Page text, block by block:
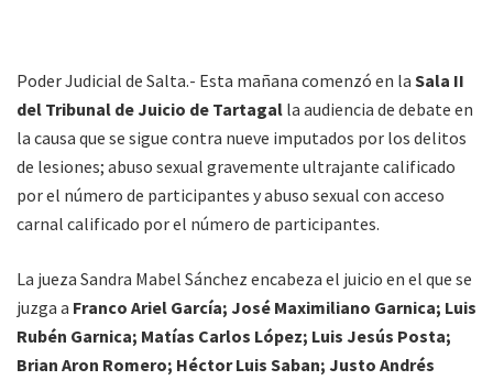
Poder Judicial de Salta.- Esta mañana comenzó en la Sala II
del Tribunal de Juicio de Tartagal la audiencia de debate en
la causa que se sigue contra nueve imputados por los delitos
de lesiones; abuso sexual gravemente ultrajante calificado
por el número de participantes y abuso sexual con acceso
carnal calificado por el número de participantes.
La jueza Sandra Mabel Sánchez encabeza el juicio en el que se
juzga a Franco Ariel García; José Maximiliano Garnica; Luis
Rubén Garnica; Matías Carlos López; Luis Jesús Posta;
Brian Aron Romero; Héctor Luis Saban; Justo Andrés